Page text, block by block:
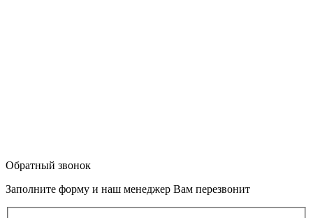
Обратный звонок
Заполните форму и наш менеджер Вам перезвонит